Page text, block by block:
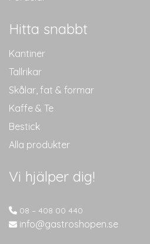
Hitta snabbt
Kantiner
Tallrikar
Skålar, fat & formar
Kaffe & Te
Bestick
Alla produkter
Vi hjälper dig!
08 – 408 00 440
info@gastroshopen.se